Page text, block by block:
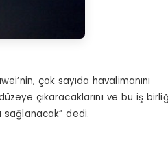
çok sayıda havalimanını
çıkaracaklarını ve bu iş
dedi.